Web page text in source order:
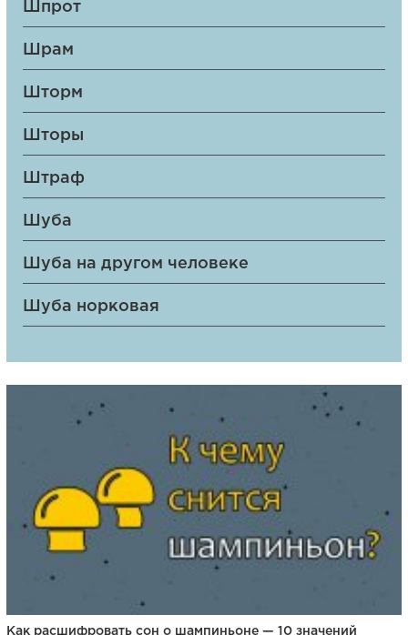
Шпрот
Шрам
Шторм
Шторы
Штраф
Шуба
Шуба на другом человеке
Шуба норковая
Как расшифровать сон о шампиньоне — 10 значений